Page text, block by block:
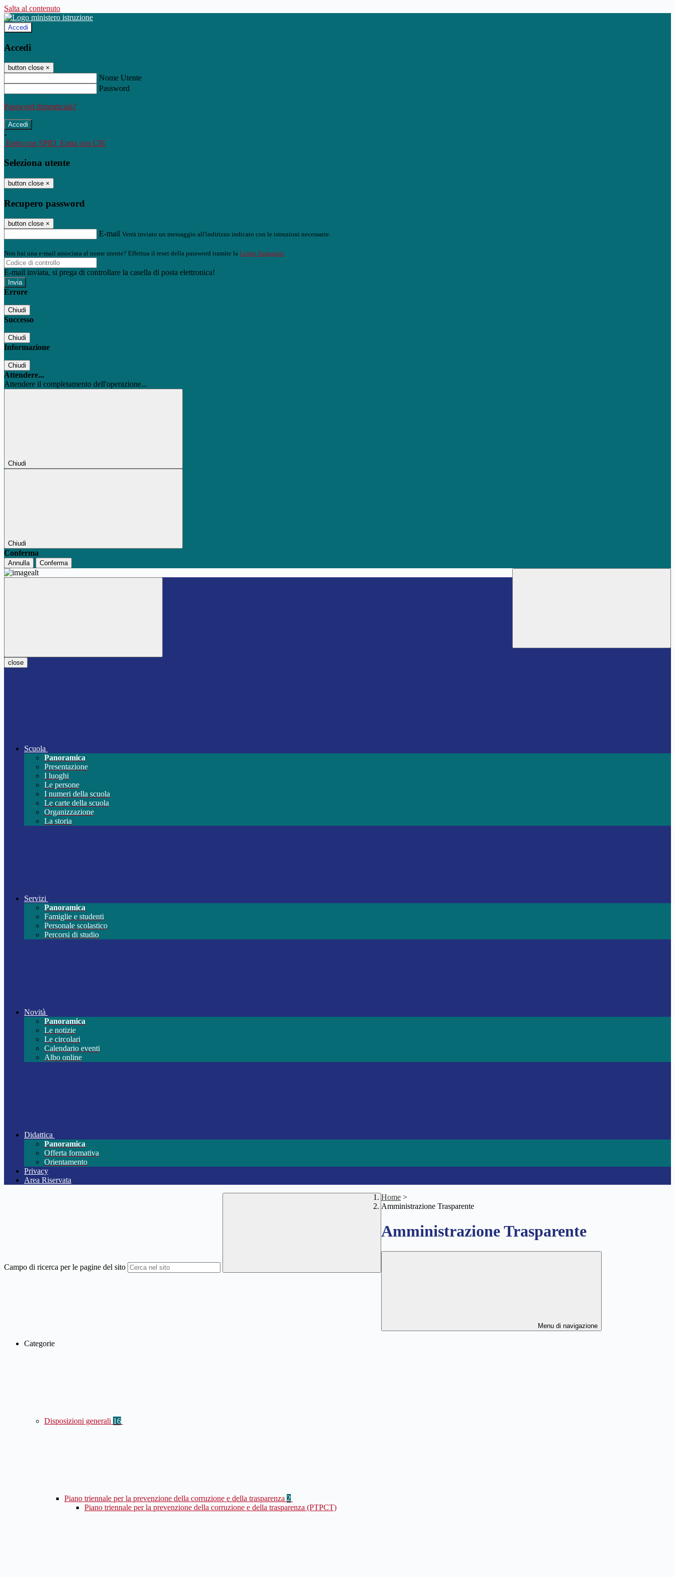
Salta al contenuto
Accedi
Accedi
button close ×
Nome Utente
Password
Password dimenticata?
-
Entra con SPID Entra con CIE
Seleziona utente
button close ×
Recupero password
button close ×
E-mail Verrà inviato un messaggio all'indirizzo indicato con le istruzioni necessarie.
Non hai una e-mail associata al nome utente? Effettua il reset della password tramite la Login Spaggiari
E-mail inviata, si prega di controllare la casella di posta elettronica!
Errore
Chiudi
Successo
Chiudi
Informazione
Chiudi
Attendere...
Attendere il completamento dell'operazione...
Chiudi
Chiudi
Conferma
Annulla Conferma
close
Scuola
Panoramica
Presentazione
I luoghi
Le persone
I numeri della scuola
Le carte della scuola
Organizzazione
La storia
Servizi
Panoramica
Famiglie e studenti
Personale scolastico
Percorsi di studio
Novità
Panoramica
Le notizie
Le circolari
Calendario eventi
Albo online
Didattica
Panoramica
Offerta formativa
Orientamento
Privacy
Area Riservata
Campo di ricerca per le pagine del sito
Home >
Amministrazione Trasparente
Amministrazione Trasparente
Menu di navigazione
Categorie
Disposizioni generali 16
Piano triennale per la prevenzione della corruzione e della trasparenza 2
Piano triennale per la prevenzione della corruzione e della trasparenza (PTPCT)